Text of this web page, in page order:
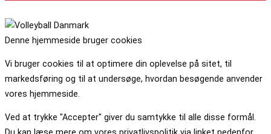
Denne hjemmeside bruger cookies
Vi bruger cookies til at optimere din oplevelse på sitet, til
markedsføring og til at undersøge, hvordan besøgende anvender
vores hjemmeside.
Ved at trykke "Accepter" giver du samtykke til alle disse formål.